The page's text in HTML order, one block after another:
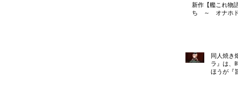
新作【艦これ物
ち ～ オナホド
同人焼き
ラ』は、
ほうが『